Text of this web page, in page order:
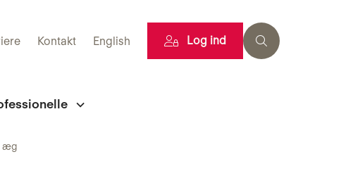
Kontakt English Log ind
æg